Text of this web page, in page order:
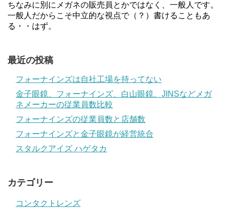
ちなみに別にメガネの販売員とかではなく、一般人です。
一般人だからこそ中立的な視点で（？）書けることもあ
る・・はず。
最近の投稿
フォーナインズは自社工場を持ってない
金子眼鏡、フォーナインズ、白山眼鏡、JINSなどメガ
ネメーカーの従業員数比較
フォーナインズの従業員数と店舗数
フォーナインズと金子眼鏡が経営統合
スタルクアイズ ハゲタカ
カテゴリー
コンタクトレンズ